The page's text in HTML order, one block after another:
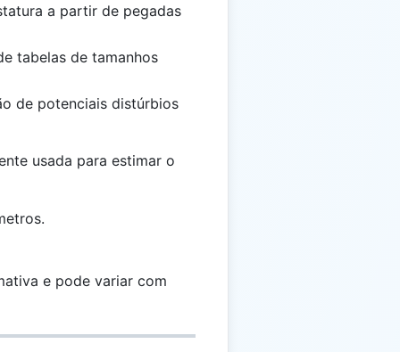
a partir de pegadas
tabelas de tamanhos
de potenciais distúrbios
usada para estimar o
e pode variar com